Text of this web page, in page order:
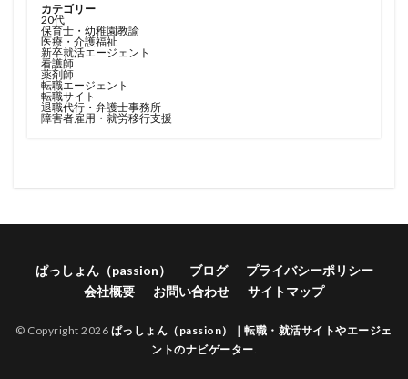
カテゴリー
20代
保育士・幼稚園教諭
医療・介護福祉
新卒就活エージェント
看護師
薬剤師
転職エージェント
転職サイト
退職代行・弁護士事務所
障害者雇用・就労移行支援
ぱっしょん（passion） ブログ
プライバシーポリシー
会社概要
お問い合わせ サイトマップ
© Copyright 2026 ぱっしょん（passion）｜転職・就活サイトやエージェ
ントのナビゲーター